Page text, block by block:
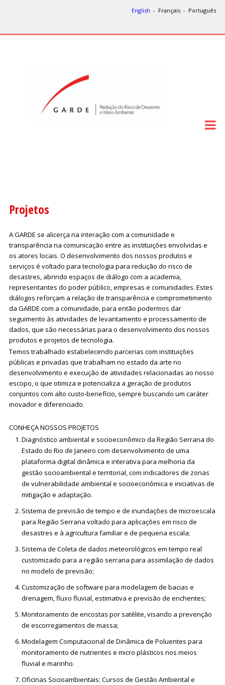
English - Français - Português
Projetos
A GARDE se alicerça na interação com a comunidade e
transparência na comunicação entre as instituições envolvidas e
os atores locais. O desenvolvimento dos nossos produtos e
serviços é voltado para tecnologia para redução do risco de
desastres, abrindo espaços de diálogo com a academia,
representantes do poder público, empresas e comunidades. Estes
diálogos reforçam a relação de transparência e comprometimento
da GARDE com a comunidade, para então podermos dar
seguimento às atividades de levantamento e processamento de
dados, que são necessárias para o desenvolvimento dos nossos
produtos e projetos de tecnologia.
Temos trabalhado estabelecendo parcerias com instituições
públicas e privadas que trabalham no estado da arte no
desenvolvimento e execução de atividades relacionadas ao nosso
escopo, o que otimiza e potencializa a geração de produtos
conjuntos com alto custo-benefício, sempre buscando um caráter
inovador e diferenciado.
CONHEÇA NOSSOS PROJETOS
Diagnóstico ambiental e socioeconômico da Região Serrana do
Estado do Rio de Janeiro com desenvolvimento de uma
plataforma digital dinâmica e interativa para melhoria da
gestão socioambiental e territorial, com indicadores de zonas
de vulnerabilidade ambiental e socioeconômica e iniciativas de
mitigação e adaptação.
Sistema de previsão de tempo e de inundações de microescala
para Região Serrana voltado para aplicações em risco de
desastres e à agricultura familiar e de pequena escala;
Sistema de Coleta de dados meteorológicos em tempo real
customizado para a região serrana para assimilação de dados
no modelo de previsão;
Customização de software para modelagem de bacias e
drenagem, fluxo fluvial, estimativa e previsão de enchentes;
Monitoramento de encostas por satélite, visando a prevenção
de escorregamentos de massa;
Modelagem Computacional de Dinâmica de Poluentes para
monitoramento de nutrientes e micro plásticos nos meios
fluvial e marinho.
Oficinas Socioambientais: Cursos de Gestão Ambiental e